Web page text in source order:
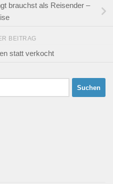
brauchst als Reisender –
BEITRAG
statt verkocht